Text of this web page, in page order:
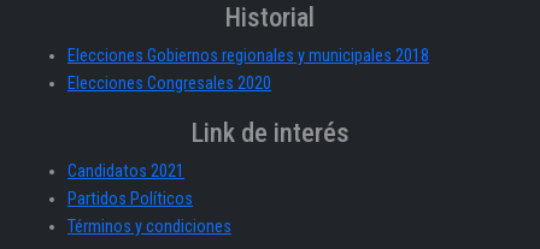
Historial
Elecciones Gobiernos regionales y municipales 2018
Elecciones Congresales 2020
Link de interés
Candidatos 2021
Partidos Políticos
Términos y condiciones